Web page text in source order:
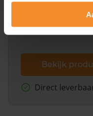
dit inclusief de
Bekijk
Direct